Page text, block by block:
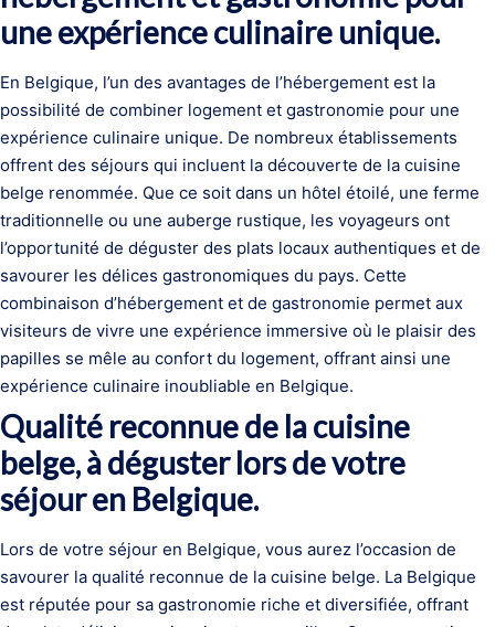
une expérience culinaire unique.
En Belgique, l’un des avantages de l’hébergement est la
possibilité de combiner logement et gastronomie pour une
expérience culinaire unique. De nombreux établissements
offrent des séjours qui incluent la découverte de la cuisine
belge renommée. Que ce soit dans un hôtel étoilé, une ferme
traditionnelle ou une auberge rustique, les voyageurs ont
l’opportunité de déguster des plats locaux authentiques et de
savourer les délices gastronomiques du pays. Cette
combinaison d’hébergement et de gastronomie permet aux
visiteurs de vivre une expérience immersive où le plaisir des
papilles se mêle au confort du logement, offrant ainsi une
expérience culinaire inoubliable en Belgique.
Qualité reconnue de la cuisine
belge, à déguster lors de votre
séjour en Belgique.
Lors de votre séjour en Belgique, vous aurez l’occasion de
savourer la qualité reconnue de la cuisine belge. La Belgique
est réputée pour sa gastronomie riche et diversifiée, offrant